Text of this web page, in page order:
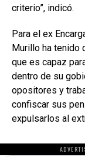
criterio”, indicó.
Para el ex
Murillo ha tenido
que es capaz
dentro de su
opositores y
confiscar sus
expulsarlos al